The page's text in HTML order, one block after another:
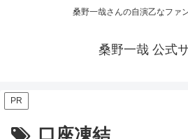
桑野一哉さんの自演乙なファ
桑野一哉 公式
PR